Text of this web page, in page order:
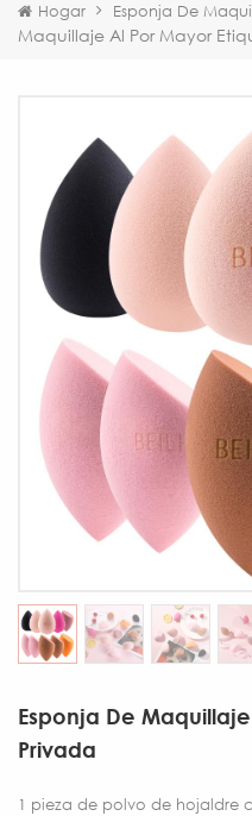
Hogar Esponja De
Maquillaje Al Por Mayor
Esponja De
Privada
1 pieza de polvo de hojaldre